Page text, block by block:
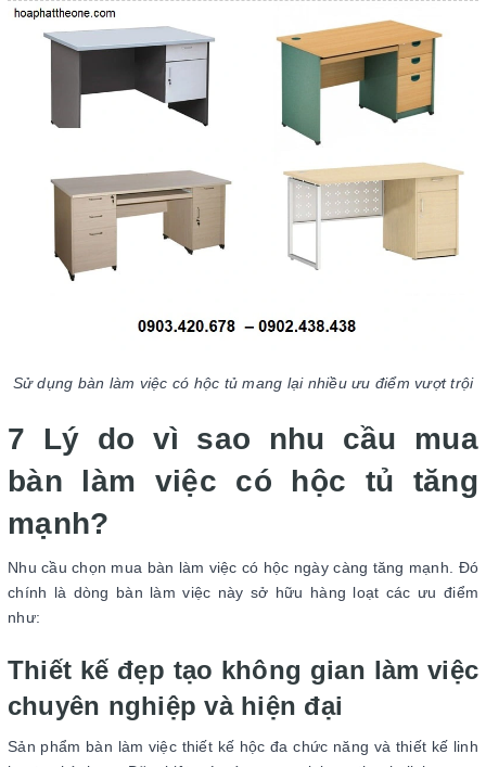
Sử dụng bàn làm việc có hộc tủ mang lại nhiều ưu điểm vượt trội
7 Lý do vì sao nhu cầu mua
bàn làm việc có hộc tủ tăng
mạnh?
Nhu cầu chọn mua bàn làm việc có hộc ngày càng tăng mạnh. Đó
chính là dòng bàn làm việc này sở hữu hàng loạt các ưu điểm
như:
Thiết kế đẹp tạo không gian làm việc
chuyên nghiệp và hiện đại
Sản phẩm bàn làm việc thiết kế hộc đa chức năng và thiết kế linh